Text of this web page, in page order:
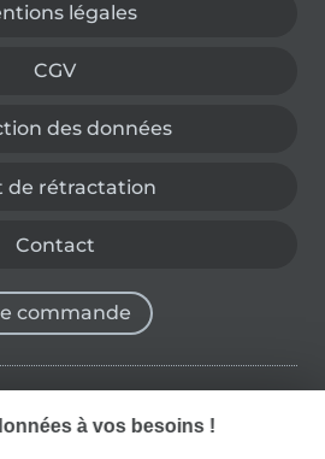
légales
CGV
des données
de rétractation
Contact
commande
plus d’idées
à vos besoins !